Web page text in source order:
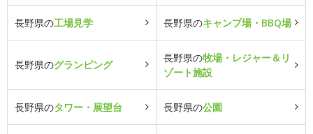
長野県の工場見学 長野県のキャンプ場・BBQ場
長野県のグランピング
長野県の牧場・レジャー＆リ
ゾート施設
長野県のタワー・展望台 長野県の公園